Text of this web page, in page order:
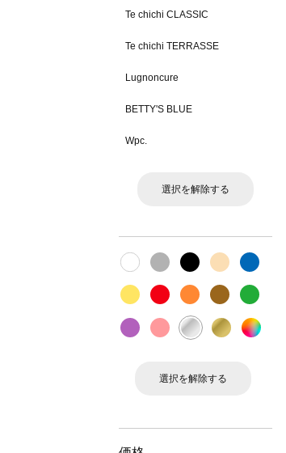
Te chichi CLASSIC
Te chichi TERRASSE
Lugnoncure
BETTY'S BLUE
Wpc.
選択を解除する
選択を解除する